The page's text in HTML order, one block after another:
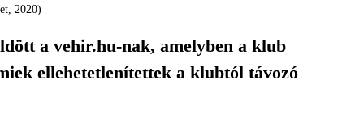
2020)
a vehir.hu-nak, amelyben a klub
ellehetetlenítettek a klubtól távozó